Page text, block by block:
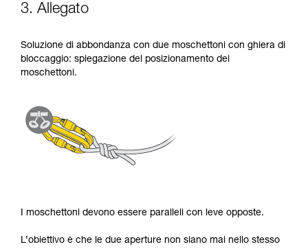
3. Allegato
Soluzione di abbondanza con due moschettoni con ghiera di
bloccaggio: spiegazione del posizionamento dei
moschettoni.
I moschettoni devono essere paralleli con leve opposte.
L’obiettivo è che le due aperture non siano mai nello stesso